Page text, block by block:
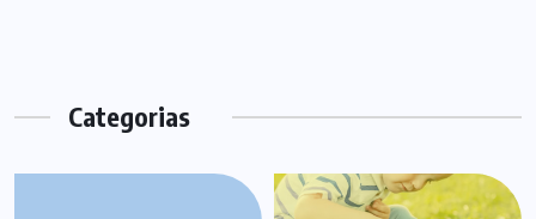
Categorias